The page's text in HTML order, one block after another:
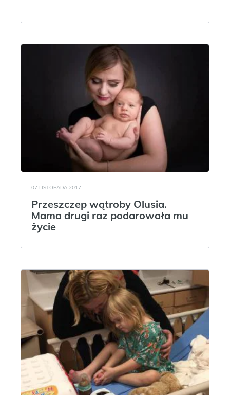
07 LISTOPADA 2017
Przeszczep wątroby Olusia.
Mama drugi raz podarowała mu
życie